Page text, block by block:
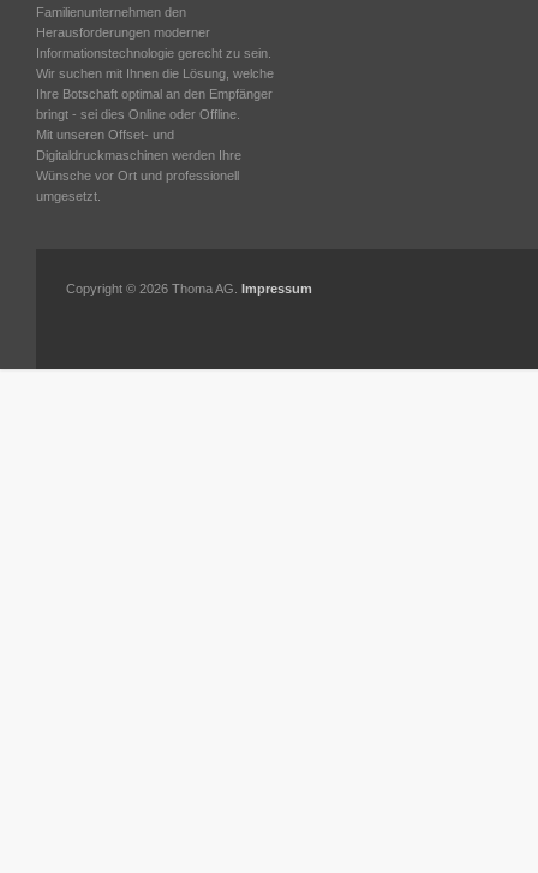
Familienunternehmen den
Herausforderungen moderner
Informationstechnologie gerecht zu sein.
Wir suchen mit Ihnen die Lösung, welche
Ihre Botschaft optimal an den Empfänger
bringt - sei dies Online oder Offline.
Mit unseren Offset- und
Digitaldruckmaschinen werden Ihre
Wünsche vor Ort und professionell
umgesetzt.
Copyright © 2026 Thoma AG. Impressum